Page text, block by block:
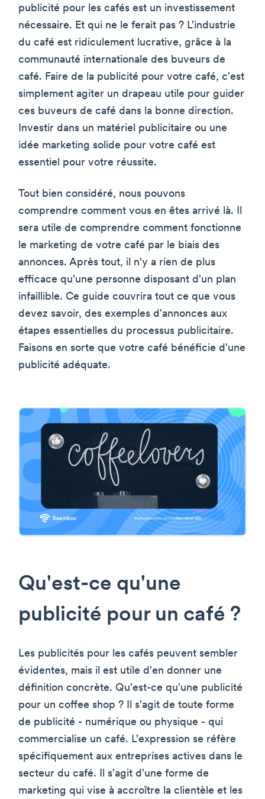
publicité pour les cafés est un investissement
nécessaire. Et qui ne le ferait pas ? L'industrie
du café est ridiculement lucrative, grâce à la
communauté internationale des buveurs de
café. Faire de la publicité pour votre café, c'est
simplement agiter un drapeau utile pour guider
ces buveurs de café dans la bonne direction.
Investir dans un matériel publicitaire ou une
idée marketing solide pour votre café est
essentiel pour votre réussite.
Tout bien considéré, nous pouvons
comprendre comment vous en êtes arrivé là. Il
sera utile de comprendre comment fonctionne
le marketing de votre café par le biais des
annonces. Après tout, il n'y a rien de plus
efficace qu'une personne disposant d'un plan
infaillible. Ce guide couvrira tout ce que vous
devez savoir, des exemples d'annonces aux
étapes essentielles du processus publicitaire.
Faisons en sorte que votre café bénéficie d'une
publicité adéquate.
Qu'est-ce qu'une
publicité pour un café ?
Les publicités pour les cafés peuvent sembler
évidentes, mais il est utile d'en donner une
définition concrète. Qu'est-ce qu'une publicité
pour un coffee shop ? Il s'agit de toute forme
de publicité - numérique ou physique - qui
commercialise un café. L'expression se réfère
spécifiquement aux entreprises actives dans le
secteur du café. Il s'agit d'une forme de
marketing qui vise à accroître la clientèle et les